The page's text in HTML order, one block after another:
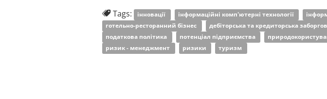
Tags: інновації інформаційні комп'ютерні технології
готельно-ресторанний бізнес
дебіторська та кредиторська
податкова політика
потенціал підприємства
ризик - менеджмент
ризики туризм